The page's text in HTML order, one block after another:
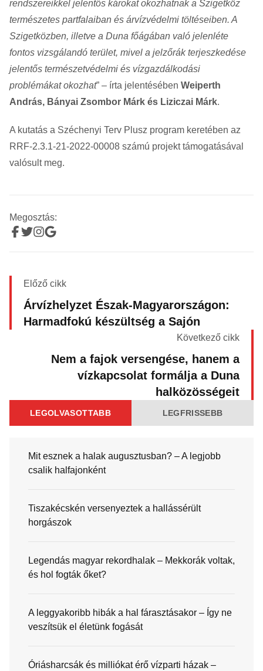
rendszereikkel jelentős károkat okozhatnak a Szigetköz
természetes partfalaiban és árvízvédelmi töltéseiben. A
Szigetközben, illetve a Duna főágában való jelenléte
fontos vizsgálandó terület, mivel a jelzőrák terjeszkedése
jelentős természetvédelmi és vízgazdálkodási
problémákat okozhat” – írta jelentésében Weiperth
András, Bányai Zsombor Márk és Liziczai Márk.
A kutatás a Széchenyi Terv Plusz program keretében az
RRF-2.3.1-21-2022-00008 számú projekt támogatásával
valósult meg.
Megosztás:
Előző cikk
Árvízhelyzet Észak-Magyarországon:
Harmadfokú készültség a Sajón
Következő cikk
Nem a fajok versengése, hanem a
vízkapcsolat formálja a Duna
halközösségeit
LEGOLVASOTTABB LEGFRISSEBB
Mit esznek a halak augusztusban? – A legjobb
csalik halfajonként
Tiszakécskén versenyeztek a hallássérült
horgászok
Legendás magyar rekordhalak – Mekkorák voltak,
és hol fogták őket?
A leggyakoribb hibák a hal fárasztásakor – Így ne
veszítsük el életünk fogását
Óriásharcsák és milliókat érő vízparti házak –